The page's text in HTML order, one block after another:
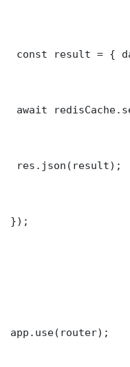
const result = {
await
res.json(result);
});
app.use(router);